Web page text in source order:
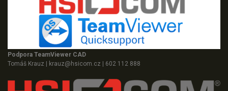
Podpora TeamViewer CAD
Tomáš Krauz
krauz@hsicom.cz 602 112 888